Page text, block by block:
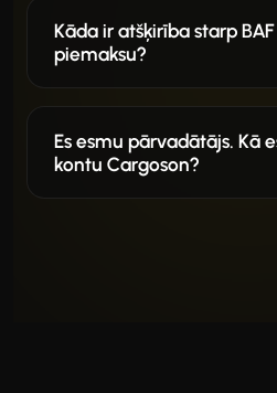
Kāda ir atšķirība starp
piemaksu?
Es esmu pārvadātājs. Kā
kontu Cargoson?